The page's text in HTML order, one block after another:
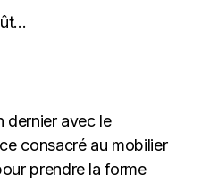
dernier avec le
consacré au mobilier
prendre la forme